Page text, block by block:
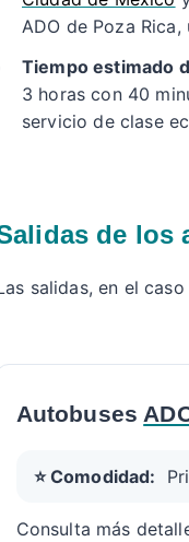
ADO de Poza
Tiempo estimado
3 horas con 40
servicio de clase
de los
salidas, en el
Autobuses
⭐ Comodidad:
Consulta más